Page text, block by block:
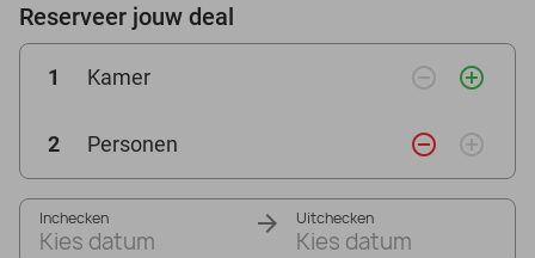
Reserveer jouw deal
1 Kamer remove_circle_outline add_circle_outline
2 Personen remove_circle_outline add_circle_outline
Inchecken
Kies datum
Uitchecken
Kies datum